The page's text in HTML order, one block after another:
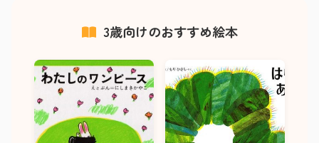
3歳向けのおすすめ絵本